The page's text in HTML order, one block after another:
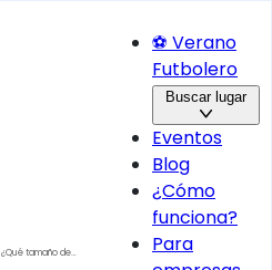
¿Qué tamaño de
⚽ Verano
Futbolero
Buscar lugar
Eventos
Blog
¿Cómo
funciona?
Para